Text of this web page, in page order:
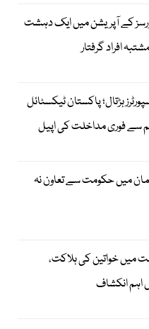
کے آپریشن میں ایک دہشت
افراد گرفتار
ہڑتال؛ پاکستان ٹیکسٹائل
سے فوری مداخلت کی اپیل
میں حکومت سے تعاون نہ
میں خواتین کی ہلاکت،
اہم انکشاف